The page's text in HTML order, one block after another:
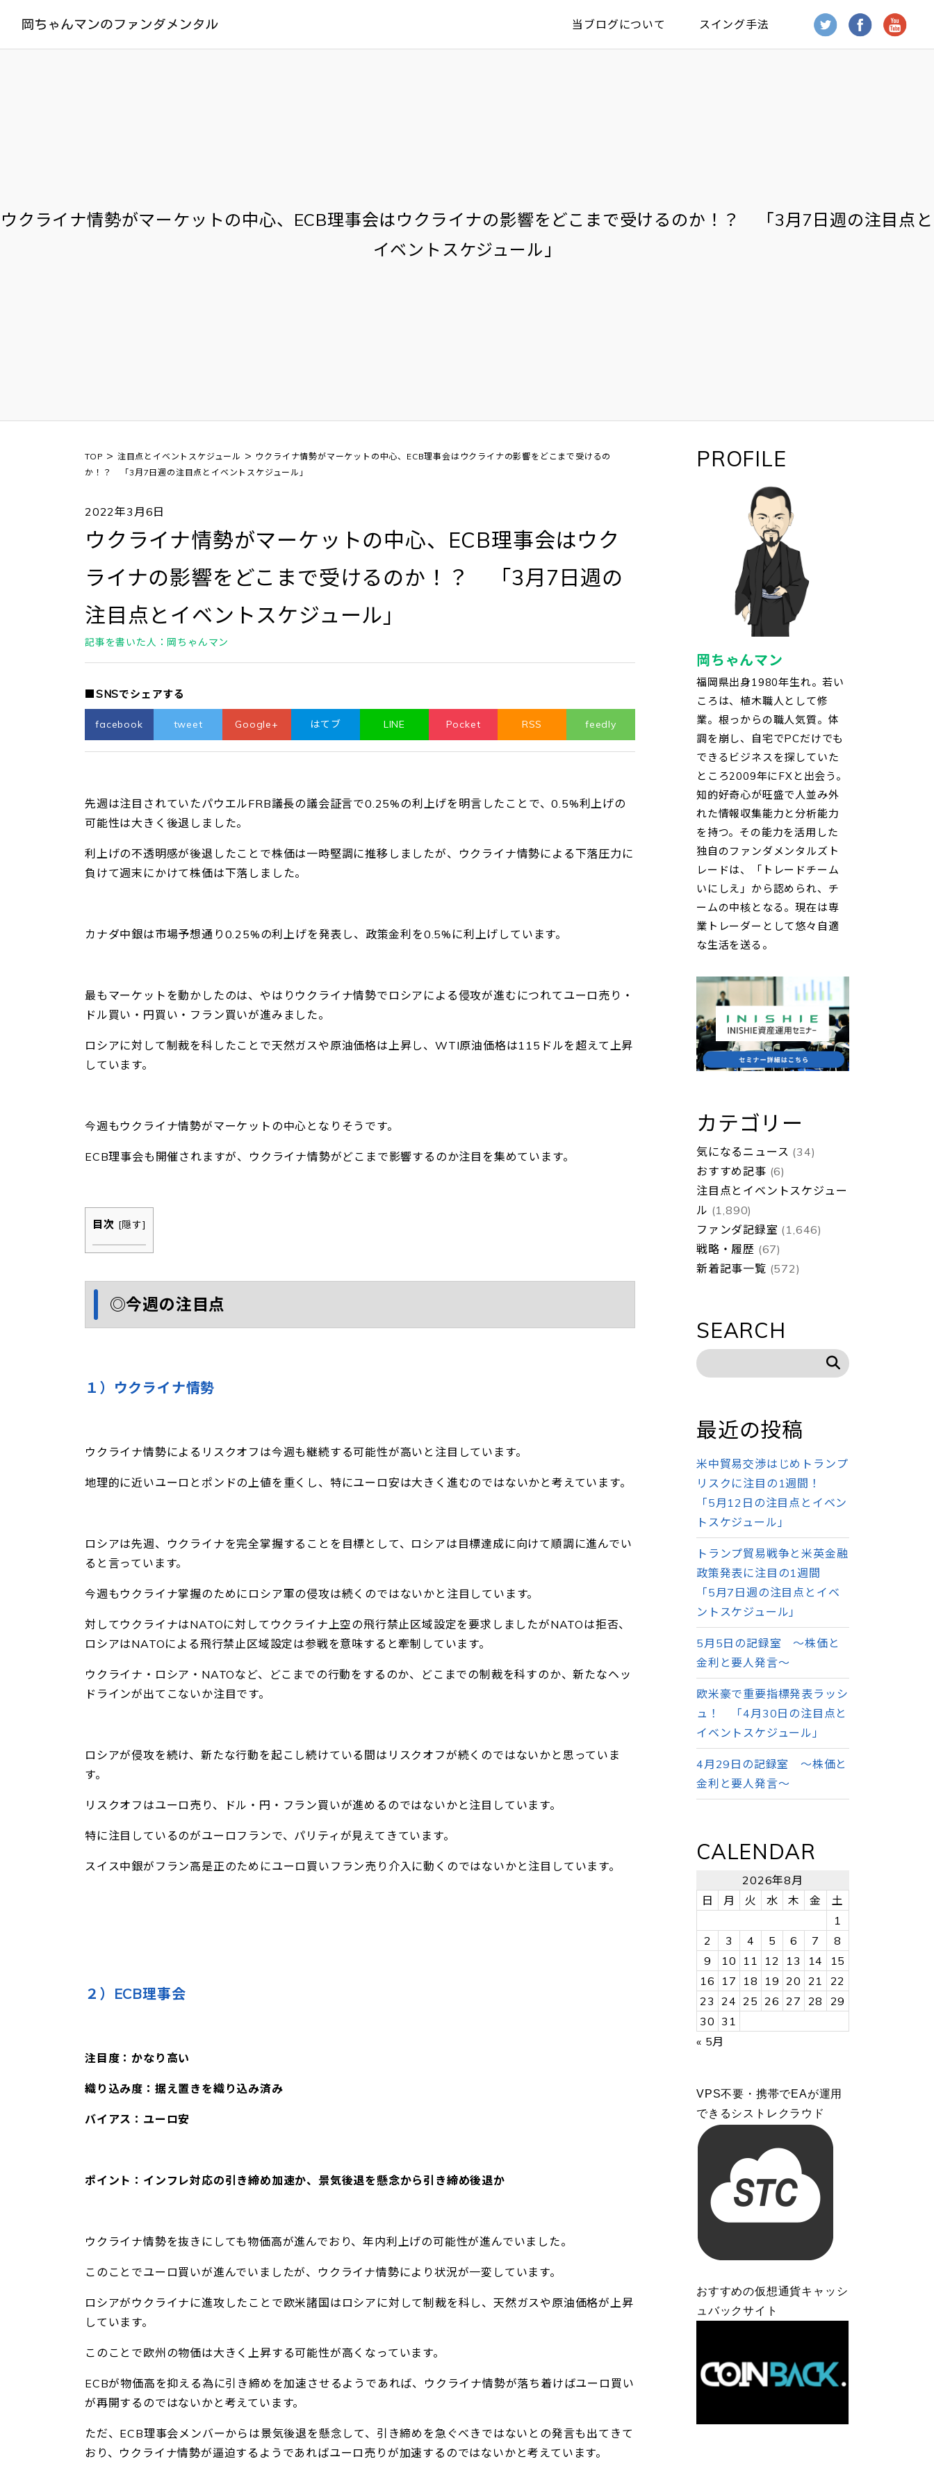
当ブログについて スイング手法
ウクライナ情勢がマーケットの中心、ECB理事会はウクライナの影響をどこまで受けるのか！？ 「3月7日週の注目点と
イベントスケジュール」
TOP > 注目点とイベントスケジュール > ウクライナ情勢がマーケットの中心、ECB理事会はウクライナの影響をどこまで受けるの
か！？ 「3月7日週の注目点とイベントスケジュール」
2022年3月6日
ウクライナ情勢がマーケットの中心、ECB理事会はウク
ライナの影響をどこまで受けるのか！？ 「3月7日週の
注目点とイベントスケジュール」
記事を書いた人：岡ちゃんマン
■SNSでシェアする
facebook tweet Google+ はてブ LINE Pocket RSS feedly
先週は注目されていたパウエルFRB議長の議会証言で0.25%の利上げを明言したことで、0.5%利上げの
可能性は大きく後退しました。
利上げの不透明感が後退したことで株価は一時堅調に推移しましたが、ウクライナ情勢による下落圧力に
負けて週末にかけて株価は下落しました。
カナダ中銀は市場予想通り0.25%の利上げを発表し、政策金利を0.5%に利上げしています。
最もマーケットを動かしたのは、やはりウクライナ情勢でロシアによる侵攻が進むにつれてユーロ売り・
ドル買い・円買い・フラン買いが進みました。
ロシアに対して制裁を科したことで天然ガスや原油価格は上昇し、WTI原油価格は115ドルを超えて上昇
しています。
今週もウクライナ情勢がマーケットの中心となりそうです。
ECB理事会も開催されますが、ウクライナ情勢がどこまで影響するのか注目を集めています。
目次 [隠す]
◎今週の注目点
１）ウクライナ情勢
ウクライナ情勢によるリスクオフは今週も継続する可能性が高いと注目しています。
地理的に近いユーロとポンドの上値を重くし、特にユーロ安は大きく進むのではないかと考えています。
ロシアは先週、ウクライナを完全掌握することを目標として、ロシアは目標達成に向けて順調に進んでい
ると言っています。
今週もウクライナ掌握のためにロシア軍の侵攻は続くのではないかと注目しています。
対してウクライナはNATOに対してウクライナ上空の飛行禁止区域設定を要求しましたがNATOは拒否、
ロシアはNATOによる飛行禁止区域設定は参戦を意味すると牽制しています。
ウクライナ・ロシア・NATOなど、どこまでの行動をするのか、どこまでの制裁を科すのか、新たなヘッ
ドラインが出てこないか注目です。
ロシアが侵攻を続け、新たな行動を起こし続けている間はリスクオフが続くのではないかと思っていま
す。
リスクオフはユーロ売り、ドル・円・フラン買いが進めるのではないかと注目しています。
特に注目しているのがユーロフランで、パリティが見えてきています。
スイス中銀がフラン高是正のためにユーロ買いフラン売り介入に動くのではないかと注目しています。
２）ECB理事会
注目度：かなり高い
織り込み度：据え置きを織り込み済み
バイアス：ユーロ安
ポイント：インフレ対応の引き締め加速か、景気後退を懸念から引き締め後退か
ウクライナ情勢を抜きにしても物価高が進んでおり、年内利上げの可能性が進んでいました。
このことでユーロ買いが進んでいましたが、ウクライナ情勢により状況が一変しています。
ロシアがウクライナに進攻したことで欧米諸国はロシアに対して制裁を科し、天然ガスや原油価格が上昇
しています。
このことで欧州の物価は大きく上昇する可能性が高くなっています。
ECBが物価高を抑える為に引き締めを加速させるようであれば、ウクライナ情勢が落ち着けばユーロ買い
が再開するのではないかと考えています。
ただ、ECB理事会メンバーからは景気後退を懸念して、引き締めを急ぐべきではないとの発言も出てきて
おり、ウクライナ情勢が逼迫するようであればユーロ売りが加速するのではないかと考えています。
PROFILE
岡ちゃんマン
福岡県出身1980年生れ。若い
ころは、植木職人として修
業。根っからの職人気質。体
調を崩し、自宅でPCだけでも
できるビジネスを探していた
ところ2009年にFXと出会う。
知的好奇心が旺盛で人並み外
れた情報収集能力と分析能力
を持つ。その能力を活用した
独自のファンダメンタルズト
レードは、「トレードチーム
いにしえ」から認められ、チ
ームの中核となる。現在は専
業トレーダーとして悠々自適
な生活を送る。
カテゴリー
気になるニュース (34)
おすすめ記事 (6)
注目点とイベントスケジュー
ル (1,890)
ファンダ記録室 (1,646)
戦略・履歴 (67)
新着記事一覧 (572)
SEARCH
最近の投稿
米中貿易交渉はじめトランプ
リスクに注目の1週間！
「5月12日の注目点とイベン
トスケジュール」
トランプ貿易戦争と米英金融
政策発表に注目の1週間
「5月7日週の注目点とイベ
ントスケジュール」
5月5日の記録室 ～株価と
金利と要人発言～
欧米豪で重要指標発表ラッシ
ュ！ 「4月30日の注目点と
イベントスケジュール」
4月29日の記録室 ～株価と
金利と要人発言～
CALENDAR
2026年8月
日
月 火 水 木 金
土
1
2
3 4 5 6 7
8
9
10 11 12 13 14
15
16
17 18 19 20 21
22
23
24 25 26 27 28
29
30 31
« 5月
VPS不要・携帯でEAが運用
できるシストレクラウド
おすすめの仮想通貨キャッシ
ュバックサイト